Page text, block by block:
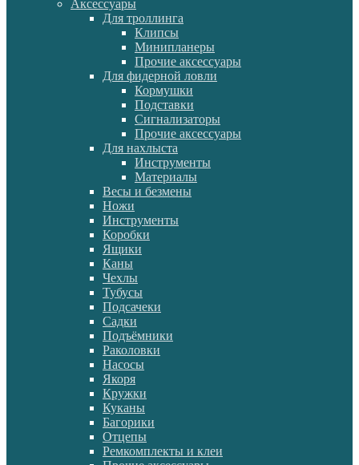
Аксессуары
Для троллинга
Клипсы
Минипланеры
Прочие аксессуары
Для фидерной ловли
Кормушки
Подставки
Сигнализаторы
Прочие аксессуары
Для нахлыста
Инструменты
Материалы
Весы и безмены
Ножи
Инструменты
Коробки
Ящики
Каны
Чехлы
Тубусы
Подсачеки
Садки
Подъёмники
Раколовки
Насосы
Якоря
Кружки
Куканы
Багорики
Отцепы
Ремкомплекты и клеи